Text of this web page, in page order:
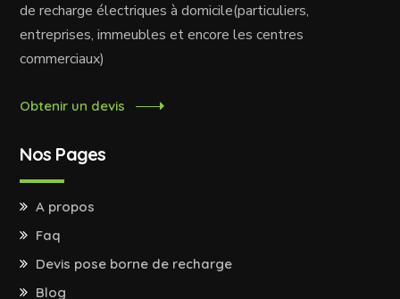
de recharge électriques à domicile(particuliers,
entreprises, immeubles et encore les centres
commerciaux)
Obtenir un devis
Nos Pages
A propos
Faq
Devis pose borne de recharge
Blog